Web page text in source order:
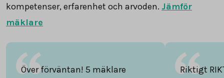
kompetenser, erfarenhet och arvoden. Jämför
mäklare
Över förväntan! 5 mäklare
Riktigt